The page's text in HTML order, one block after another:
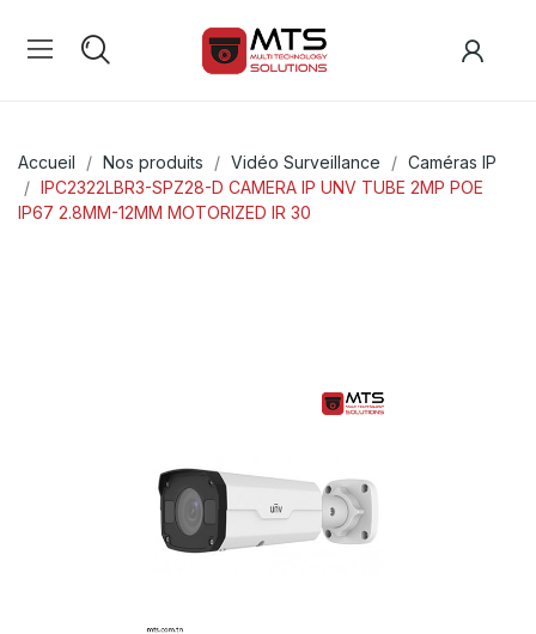
Accueil Nos produits Vidéo Surveillance
Caméras IP
IPC2322LBR3-SPZ28-D CAMERA IP UNV TUBE 2MP POE
IP67 2.8MM-12MM MOTORIZED IR 30